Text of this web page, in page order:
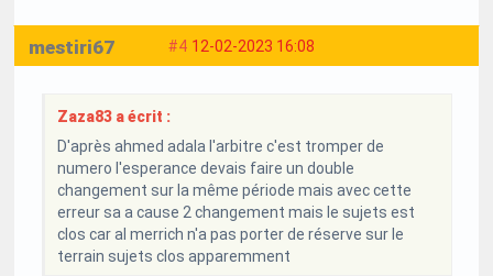
#4 12-02-2023 16:08
mestiri67
Zaza83 a écrit :
D'après ahmed adala l'arbitre c'est tromper de
numero l'esperance devais faire un double
changement sur la même période mais avec cette
erreur sa a cause 2 changement mais le sujets est
clos car al merrich n'a pas porter de réserve sur le
terrain sujets clos apparemment